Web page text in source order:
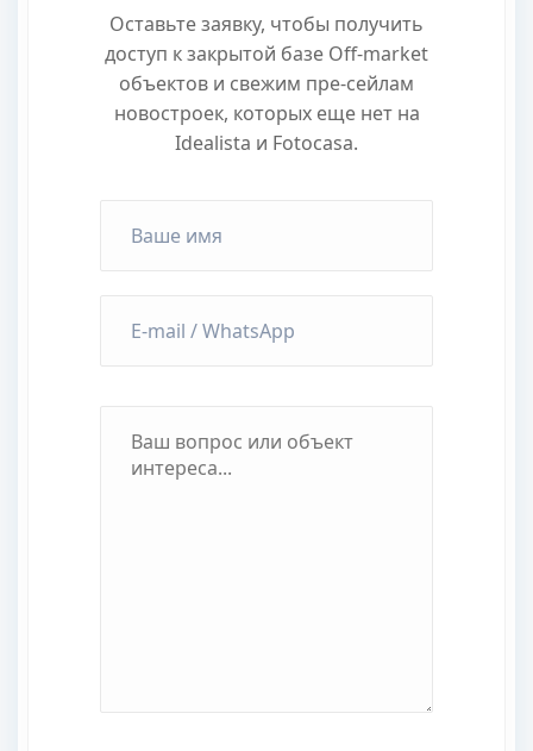
Оставьте заявку, чтобы получить
доступ к закрытой базе Off-market
объектов и свежим пре-сейлам
новостроек, которых еще нет на
Idealista и Fotocasa.